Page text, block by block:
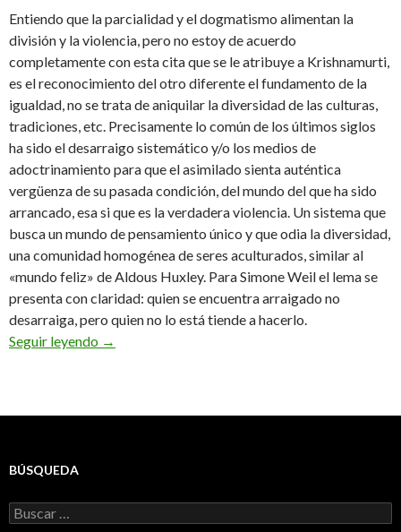
Entiendo que la parcialidad y el dogmatismo alimentan la
división y la violencia, pero no estoy de acuerdo
completamente con esta cita que se le atribuye a Krishnamurti,
es el reconocimiento del otro diferente el fundamento de la
igualdad, no se trata de aniquilar la diversidad de las culturas,
tradiciones, etc. Precisamente lo común de los últimos siglos
ha sido el desarraigo sistemático y/o los medios de
adoctrinamiento para que el asimilado sienta auténtica
vergüenza de su pasada condición, del mundo del que ha sido
arrancado, esa si que es la verdadera violencia. Un sistema que
busca un mundo de pensamiento único y que odia la diversidad,
una comunidad homogénea de seres aculturados, similar al
«mundo feliz» de Aldous Huxley. Para Simone Weil el lema se
presenta con claridad: quien se encuentra arraigado no
desarraiga, pero quien no lo está tiende a hacerlo.
Seguir leyendo
Nada en el mundo vive mucho tiempo sin raíces
→
BÚSQUEDA
Buscar: